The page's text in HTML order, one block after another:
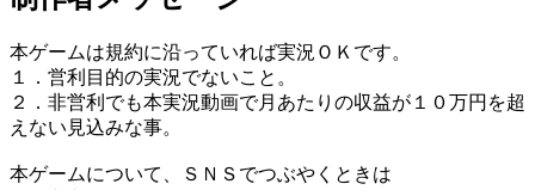
本ゲームは規約に沿っていれば実況ＯＫです。
１．営利目的の実況でないこと。
２．非営利でも本実況動画で月あたりの収益が１０万円を超
えない見込みな事。
本ゲームについて、ＳＮＳでつぶやくときは